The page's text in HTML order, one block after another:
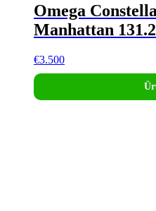
Omega
Manhattan
€3.500